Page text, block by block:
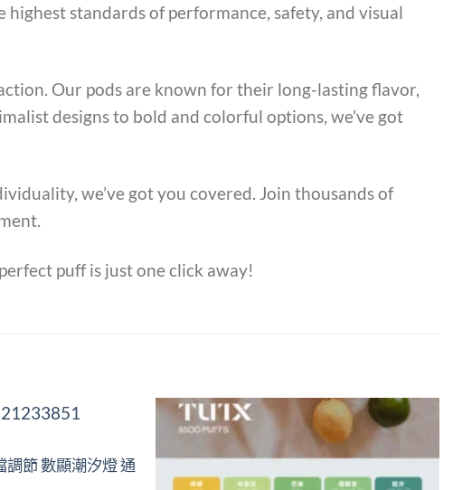
standards of performance, safety, and visual
Our pods are known for their long-lasting flavor,
designs to bold and colorful options, we’ve got
we’ve got you covered. Join thousands of
puff is just one click away!
Add to
wishlist
節 數顯潮汐燈 通
Add to
wishlist